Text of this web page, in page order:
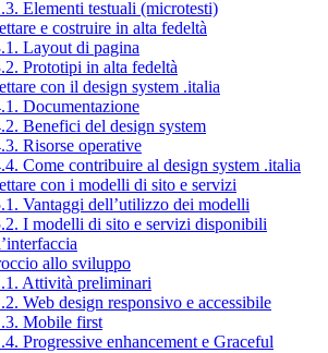
Elementi testuali (microtesti)
e costruire in alta fedeltà
Layout di pagina
Prototipi in alta fedeltà
con il design system .italia
Documentazione
Benefici del design system
Risorse operative
Come contribuire al design system .italia
con i modelli di sito e servizi
Vantaggi dell’utilizzo dei modelli
I modelli di sito e servizi disponibili
allo sviluppo
Attività preliminari
Web design responsivo e accessibile
Mobile first
Progressive enhancement e Graceful